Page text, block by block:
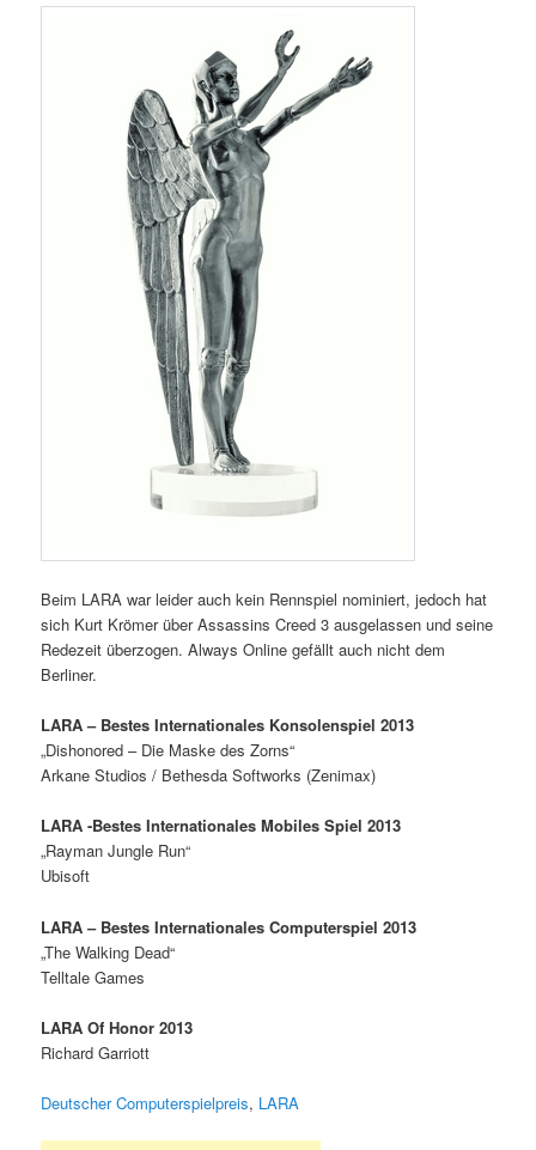
Beim LARA war leider auch kein Rennspiel nominiert, jedoch hat
sich Kurt Krömer über Assassins Creed 3 ausgelassen und seine
Redezeit überzogen. Always Online gefällt auch nicht dem
Berliner.
LARA – Bestes Internationales Konsolenspiel 2013
„Dishonored – Die Maske des Zorns“
Arkane Studios / Bethesda Softworks (Zenimax)
LARA -Bestes Internationales Mobiles Spiel 2013
„Rayman Jungle Run“
Ubisoft
LARA – Bestes Internationales Computerspiel 2013
„The Walking Dead“
Telltale Games
LARA Of Honor 2013
Richard Garriott
Deutscher Computerspielpreis, LARA